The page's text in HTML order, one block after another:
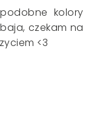
kolory
czekam na
<3